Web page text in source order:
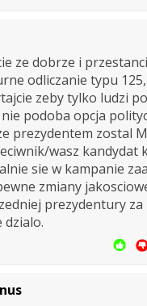
ze dobrze i
odliczanie typu
zeby tylko ludzi
podoba opcja
prezydentem zostal
wasz kandydat
sie w kampanie
zmiany
prezydentury za
dzialo.